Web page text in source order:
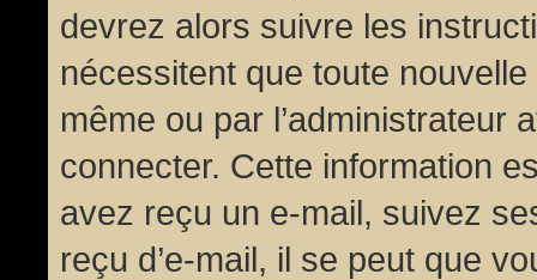
devrez alors suivre les
nécessitent que toute
même ou par l’administrateur
connecter. Cette information
avez reçu un e-mail, suivez
reçu d’e-mail, il se peut que